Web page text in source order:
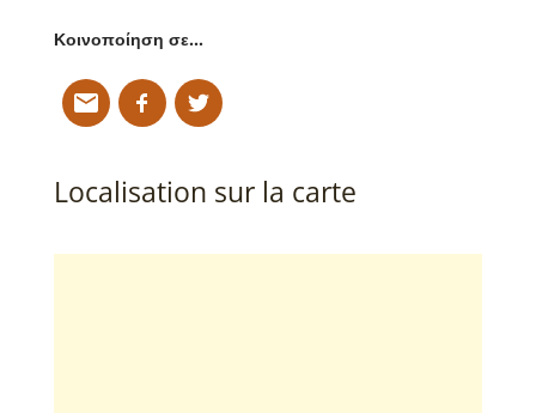
Κοινοποίηση σε…
Localisation sur la carte